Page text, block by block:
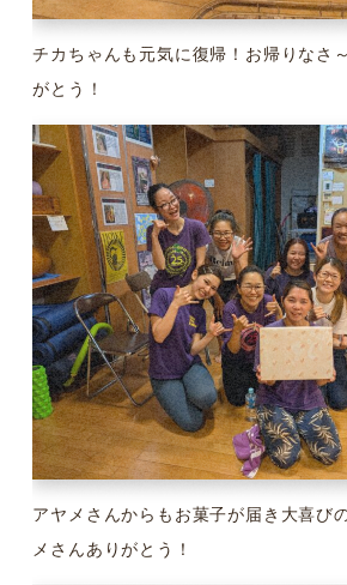
チカちゃんも元気に復帰！お帰りなさ
がとう！
アヤメさんからもお菓子が届き大喜び
メさんありがとう！